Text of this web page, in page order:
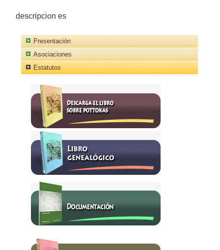
descripcion es
Presentación
Asociaciones
Estatutos